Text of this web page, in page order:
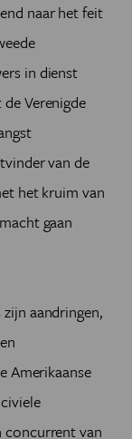
naar het feit
in dienst
Verenigde
van de
het kruim van
gaan
aandringen,
Amerikaanse
concurrent van